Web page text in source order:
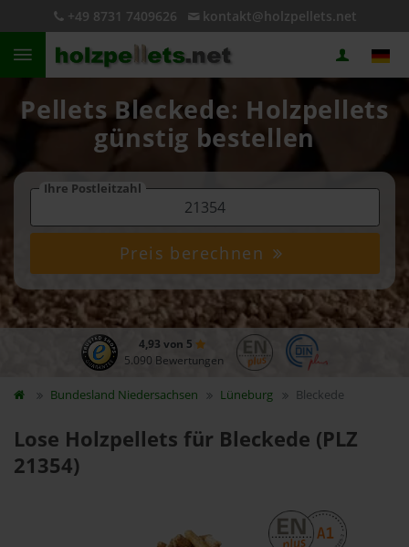
+49 8731 7409626 kontakt@holzpellets.net
Pellets Bleckede: Holzpellets
günstig bestellen
Ihre Postleitzahl
Preis berechnen
4,93 von 5
5.090 Bewertungen
Bundesland Niedersachsen Lüneburg Bleckede
Lose Holzpellets für Bleckede (PLZ
21354)